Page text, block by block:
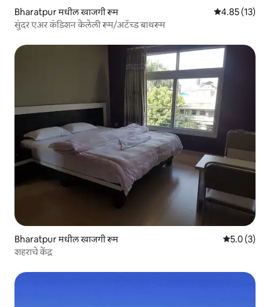
Bharatpur मधील खाजगी रूम 5 पैकी 4.85
4.85 (13)
सुंदर एअर कंडिशन केलेली रूम/अटॅच्ड बाथरूम
Bharatpur मधील खाजगी रूम 5 पैकी 5.0
5.0 (3)
शहराचे केंद्र